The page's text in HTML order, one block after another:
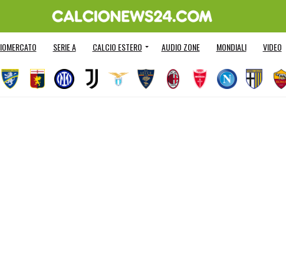
SERIE A CALCIO ESTERO AUDIO ZONE MONDIALI VIDEO